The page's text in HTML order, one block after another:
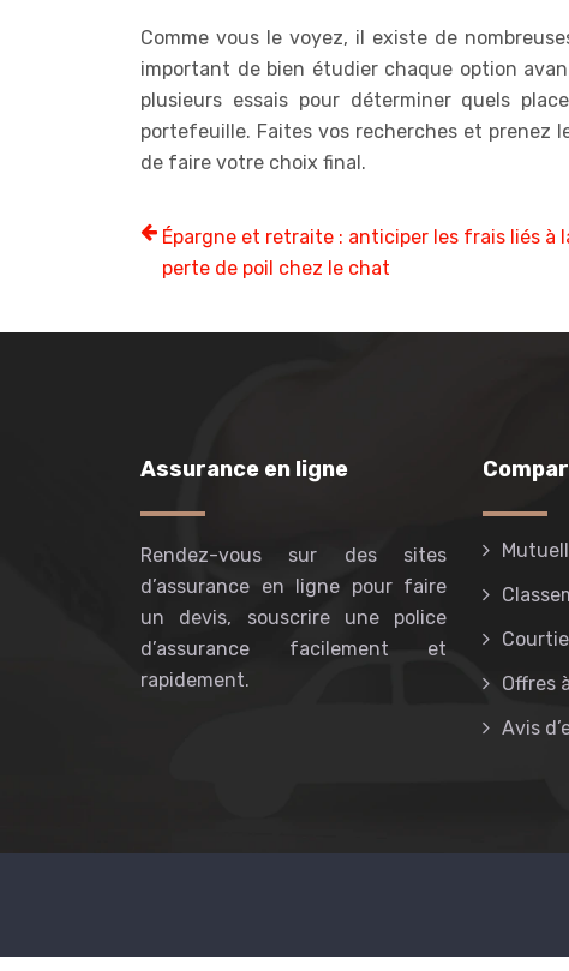
Comme vous le voyez, il existe de
important de bien étudier chaque option
plusieurs essais pour déterminer quels
portefeuille. Faites vos recherches et prenez
de faire votre choix final.
Épargne et retraite : anticiper les frais liés à
perte de poil chez le chat
Assurance en ligne
Rendez-vous sur des sites
d’assurance en ligne pour faire
un devis, souscrire une police
d’assurance facilement et
rapidement.
Offres
Avis